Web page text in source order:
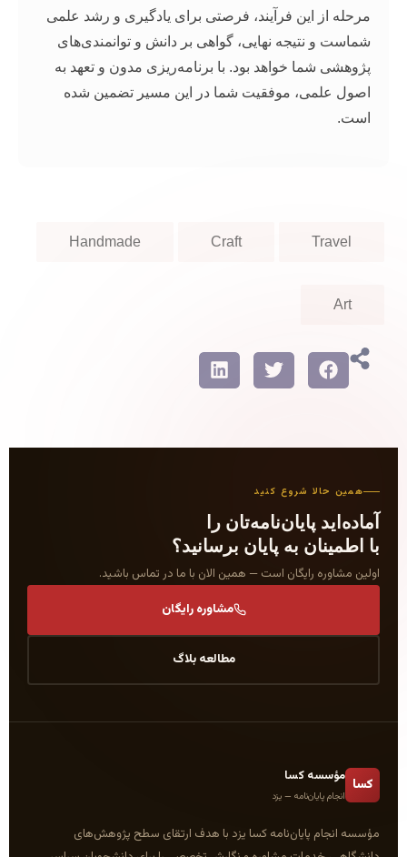
فرآیند، فرصتی برای یادگیری و رشد علمی
نهایی، گواهی بر دانش و توانمندی‌های
خواهد بود. با برنامه‌ریزی مدون و تعهد به
موفقیت شما در این مسیر تضمین شده
Craft
Handmade
کنید
را
به پایان برسانید؟
است — همین الان با ما در تماس باشید.
— یزد
کسا یزد با هدف ارتقای سطح پژوهش‌های